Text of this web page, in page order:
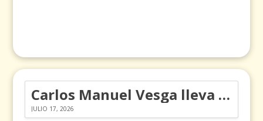
Carlos Manuel Vesga lleva el nombre de Colombia a los Emmy
JULIO 17, 2026